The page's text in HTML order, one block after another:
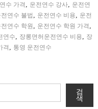
수 가격 , 운전연수 강사, 운전연
전연수 불법 , 운전연수 비용, 운전
전연수 학원 , 운전연수 학원 가격 ,
연수, 장롱면허운전연수 비용, 장
격 , 통영 운전연수
검
색